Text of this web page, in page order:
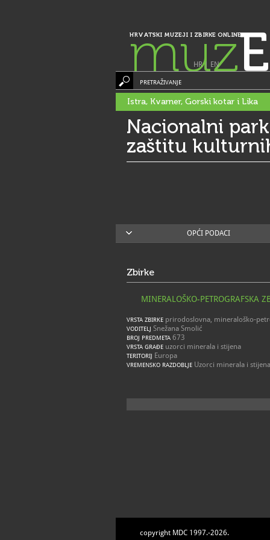
HRVATSKI MUZEJI I ZBIRKE ONLINE
muz
HR| EN
PRETRAŽIVANJE
Istra, Kvarner, Gorski kotar i Lika
Nacionalni
zaštitu
OPĆI PODACI
Zbirke
MINERALOŠKO-PETROGRAFSKA
VRSTA ZBIRKE prirodoslovna, mineraloško-
VODITELJ Snežana Smolić
BROJ PREDMETA 673
VRSTA GRAĐE uzorci minerala i stijena
TERITORIJ Europa
VREMENSKO RAZDOBLJE Uzorci minerala i
copyright MDC 1997.-2026.